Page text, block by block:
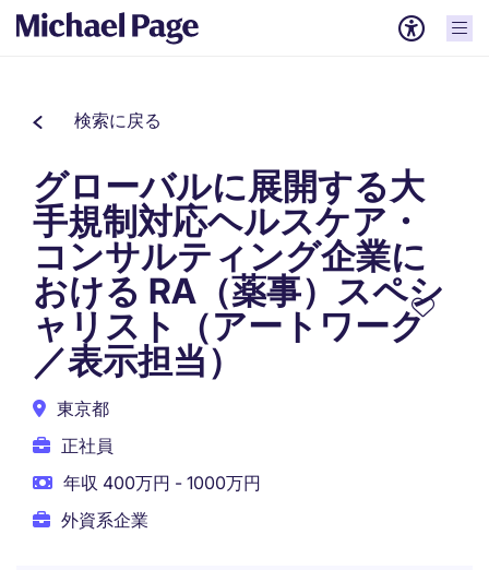
検索に戻る
グローバルに展開する大
手規制対応ヘルスケア・
コンサルティング企業に
おける RA（薬事）スペシ
ャリスト（アートワーク
／表示担当）
東京都
正社員
年収 400万円 - 1000万円
外資系企業